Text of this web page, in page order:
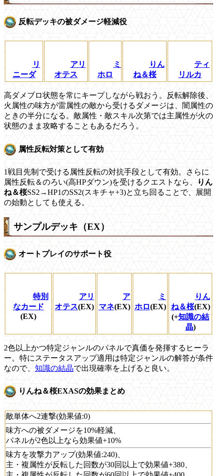
反転デッキの被ダメージ軽減役
リ
ニーダ
アリ
オテス
ミ
ホロ
りん
ね＆桜
ティ
リルカ
高ダメブロ状態を常にキープしながら戦おう。反転解除後、
火属性の味方が雷属性の敵から受けるダメージは、闇属性の
ときの半分になる。敵属性・敵スキル次第では主属性が火の
状態のまま攻略することもあるだろう。
属性反転対策として有効
1戦目先制で受ける属性反転の対抗手段として有効。さらに
属性反転＆のろい(高HPダウン)を受けるクエストなら、
りん
ね＆桜SS2→HP1のSS2(スキチャ+3)と立ち回ることで、展開
の始動としても使える。
サンプルデッキ（EX）
オートプレイのサポート役
特別
なカード
(EX)
アリ
オテス(EX)
ア
マネ(EX)
ミ
ホロ(EX)
りん
ね＆桜(EX)
(+知識の結
晶)
2色以上かつ特定ジャンルのパネルで真価を発揮するヒーラ
ー。特にステータスアップ適用は特定ジャンルの解答が条件
なので、 知識の結晶で出現確率を上げると良い。
りんね＆桜EXASの効果まとめ
敵単体へ2連撃(効果値:0)
味方への被ダメージを10%軽減、
パネルが2色以上なら効果値+10%
味方を攻撃力アップ(効果値:240)、
主・複属性が反転した回数が30回以上で効果値+380、